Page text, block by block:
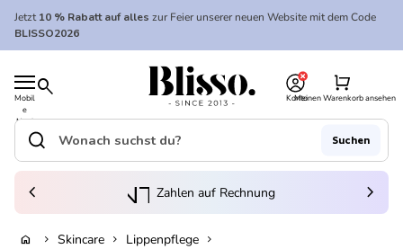
In den Warenkorb legen
Zum Inhalt springen
Jetzt10 % Rabatt auf alles zur Feier unserer neuen Website mit dem Code
BLISSO2026
Mobil
e
Navi
gatio
search
Startseite
Konto
Meinen Warenkorb ansehen
shopping_cart
Startseite
Suche"
search Suchen
(Link öffnet in neuem Tab/Fenster)
Zahlen auf Rechnung
chevron_left chevron_right
home chevron_right Skincare chevron_right Lippenpflege chevron_right